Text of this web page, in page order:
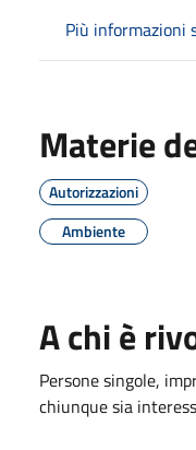
Più informazioni
Materie
Autorizzazioni
Ambiente
A chi è
Persone singole,
chiunque sia